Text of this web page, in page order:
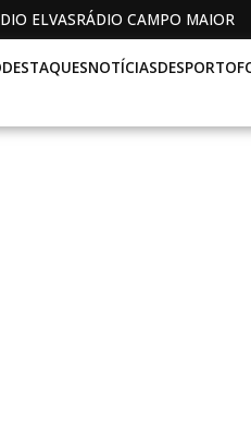
ELVASRÁDIO CAMPO MAIOR
DESTAQUESNOTÍCIASDESPORTO